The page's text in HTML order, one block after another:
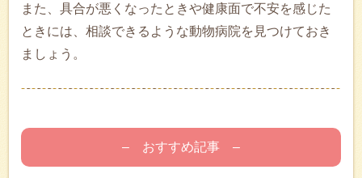
また、具合が悪くなったときや健康面で不安を感じた
ときには、相談できるような動物病院を見つけておき
ましょう。
– おすすめ記事 –